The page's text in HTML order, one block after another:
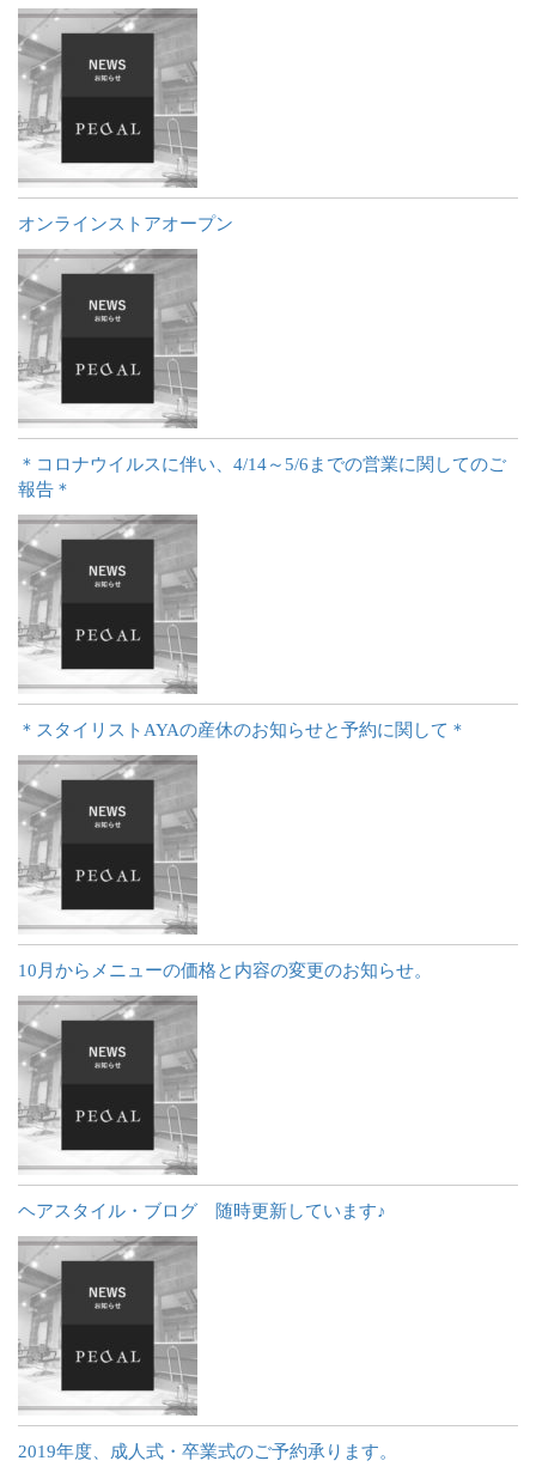
オンラインストアオープン
＊コロナウイルスに伴い、4/14～5/6までの営業に関してのご
報告＊
＊スタイリストAYAの産休のお知らせと予約に関して＊
10月からメニューの価格と内容の変更のお知らせ。
ヘアスタイル・ブログ 随時更新しています♪
2019年度、成人式・卒業式のご予約承ります。